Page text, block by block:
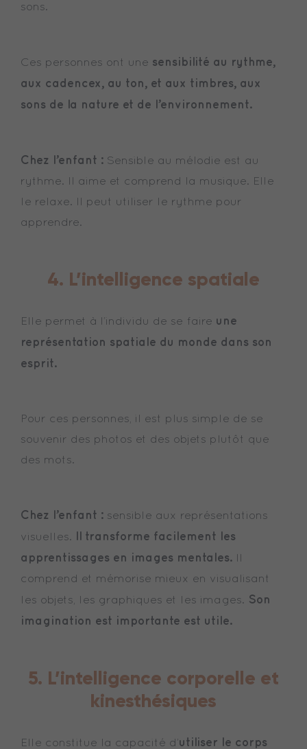
sons.
Ces personnes ont une sensibilité au rythme,
aux cadencex, au ton, et aux timbres, aux
sons de la nature et de l’environnement.
Chez l’enfant : Sensible au mélodie est au
rythme. Il aime et comprend la musique. Elle
le relaxe. Il peut utiliser le rythme pour
apprendre.
4. L’intelligence spatiale
Elle permet à l’individu de se faire une
représentation spatiale du monde dans son
esprit.
Pour ces personnes, il est plus simple de se
souvenir des photos et des objets plutôt que
des mots.
Chez l’enfant : sensible aux représentations
visuelles.
Il transforme facilement les
apprentissages en images mentales.
comprend et mémorise mieux en visualisant
les objets, les graphiques et les images. Son
imagination est importante est utile.
5. L’intelligence corporelle et
kinesthésiques
Elle constitue la capacité d’ utiliser le corps